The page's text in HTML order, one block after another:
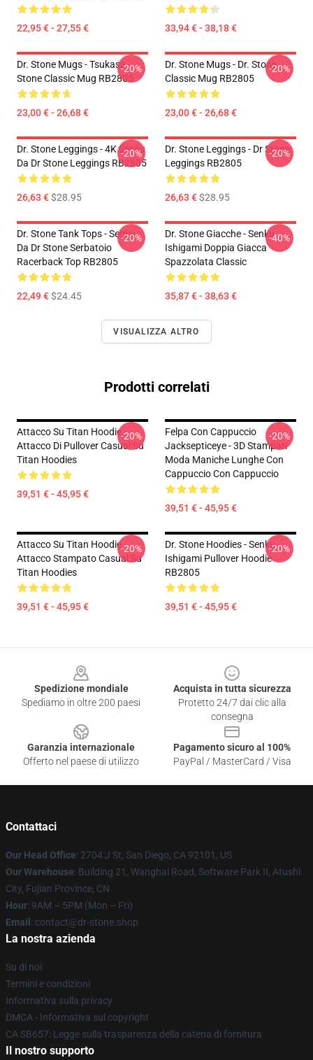
22,95 € - 27,55 € 33,94 € - 38,18 €
Dr. Stone Mugs - Tsukasa
Stone Classic Mug RB2805
23,00 € - 26,68 €
-20%
Dr. Stone Mugs - Dr. Stone
Classic Mug RB2805
23,00 € - 26,68 €
-20%
Dr. Stone Leggings - 4K Senku
Da Dr Stone Leggings RB2805
26,63 €$28.95
-20%
Dr. Stone Leggings - Dr Stone
Leggings RB2805
26,63 €$28.95
-20%
Dr. Stone Tank Tops - Senku
Da Dr Stone Serbatoio
Racerback Top RB2805
22,49 €$24.45
-20%
Dr. Stone Giacche - Senku
Ishigami Doppia Giacca
Spazzolata Classic
35,87 € - 38,63 €
-40%
VISUALIZZA ALTRO
Prodotti correlati
Attacco Su Titan Hoodie -
Attacco Di Pullover Casual Su
Titan Hoodies
39,51 € - 45,95 €
-20%
Felpa Con Cappuccio
Jacksepticeye - 3D Stampati
Moda Maniche Lunghe Con
Cappuccio Con Cappuccio
39,51 € - 45,95 €
-20%
Attacco Su Titan Hoodie -
Attacco Stampato Casual Su
Titan Hoodies
39,51 € - 45,95 €
-20%
Dr. Stone Hoodies - Senku
Ishigami Pullover Hoodie
RB2805
39,51 € - 45,95 €
-20%
Spedizione mondiale
Spediamo in oltre 200 paesi
Acquista in tutta sicurezza
Protetto 24/7 dai clic alla
consegna
Garanzia internazionale
Offerto nel paese di utilizzo
Pagamento sicuro al 100%
PayPal / MasterCard / Visa
Contattaci
Our Head Office: 2704 J St, San Diego, CA 92101, US
Our Warehouse: Building 21, Wanghai Road, Software Park II, Atushi
City, Fujian Province, CN
Hour: 9AM – 5PM (Mon – Fri)
Email : contact@dr-stone.shop
La nostra azienda
Su di noi
Termini e condizioni
Informativa sulla privacy
DMCA - Informativa sul copyright
CA SB657: Legge sulla trasparenza della catena di fornitura
Il nostro supporto